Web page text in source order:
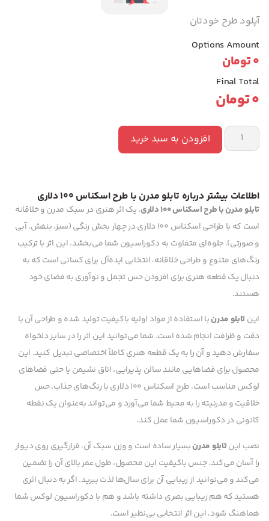
آپلود طرح خودتان
Options Amount
0تومان
Final Total
0تومان
افزودن به سبد خرید
اطلاعات بیشتر درباره تابلو مدرن با طرح اسکناس 100 دلاری
تابلو مدرن با طرح اسکناس 100 دلاری
، یک اثر هنری در سبک مدرن و خلاقانه
است که با طراحی اسکناس 100 دلاری در چهار بخش رنگی (سبز، بنفش، آبی
و صورتی)، جلوه‌ای متفاوت به دکوراسیون شما می‌بخشد. این اثر با ترکیب
رنگ‌های متنوع و طراحی خلاقانه، انتخابی ایده‌آل برای کسانی است که به
دنبال یک قطعه هنری برای افزودن حس تجمل و نوآوری به فضای خود
هستند.
اینتابلو مدرنبا استفاده از مواد اولیه باکیفیت تولید شده و طراحی آن با
دقت و ظرافت انجام شده است. شما می‌توانید این اثر را در سایز دلخواه
سفارش دهید و آن را به یک قطعه هنری کاملاً اختصاصی تبدیل کنید. این
محصول برای فضاهایی مانند سالن پذیرایی، اتاق نشیمن یا حتی فضاهای
لوکس مناسب است. طرح اسکناس 100 دلاری با رنگ‌های جذاب، حس
خلاقیت و مدرنیته را به محیط شما می‌آورد و می‌تواند به‌عنوان یک نقطه
کانونی در دکوراسیون شما عمل کند.
نصب اینتابلو مدرنبسیار ساده است و وزن سبک آن، قرارگیری روی دیوار
را آسان می‌کند. جنس باکیفیت این محصول، طول عمر بالای آن را تضمین
می‌کند و می‌توانید از زیبایی آن برای سال‌ها لذت ببرید. اگر به دنبال اثری
هستید که هم زیبایی بصری داشته باشد و هم با دکوراسیون لوکس شما
هماهنگ شود، این اثر انتخابی بی‌نظیر است.